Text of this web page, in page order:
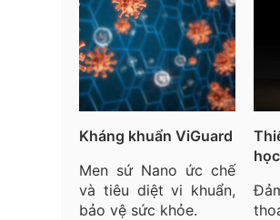
Kháng khuẩn ViGuard
Men sứ Nano ức chế
và tiêu diệt vi khuẩn,
bảo vệ sức khỏe.
học